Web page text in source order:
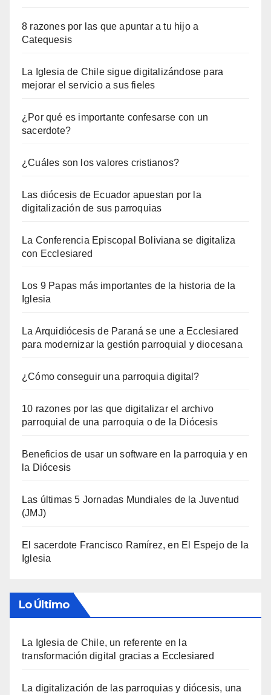
8 razones por las que apuntar a tu hijo a
Catequesis
La Iglesia de Chile sigue digitalizándose para
mejorar el servicio a sus fieles
¿Por qué es importante confesarse con un
sacerdote?
¿Cuáles son los valores cristianos?
Las diócesis de Ecuador apuestan por la
digitalización de sus parroquias
La Conferencia Episcopal Boliviana se digitaliza
con Ecclesiared
Los 9 Papas más importantes de la historia de la
Iglesia
La Arquidiócesis de Paraná se une a Ecclesiared
para modernizar la gestión parroquial y diocesana
¿Cómo conseguir una parroquia digital?
10 razones por las que digitalizar el archivo
parroquial de una parroquia o de la Diócesis
Beneficios de usar un software en la parroquia y en
la Diócesis
Las últimas 5 Jornadas Mundiales de la Juventud
(JMJ)
El sacerdote Francisco Ramírez, en El Espejo de la
Iglesia
Lo Último
La Iglesia de Chile, un referente en la
transformación digital gracias a Ecclesiared
La digitalización de las parroquias y diócesis, una